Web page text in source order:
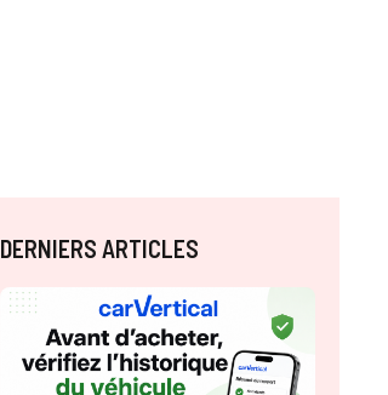
DERNIERS ARTICLES